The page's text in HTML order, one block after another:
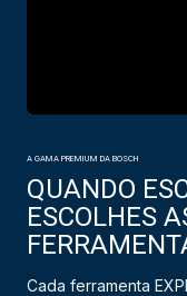
A GAMA PREMIUM DA BOSCH
QUANDO
ESCOLHES
Cada ferramenta